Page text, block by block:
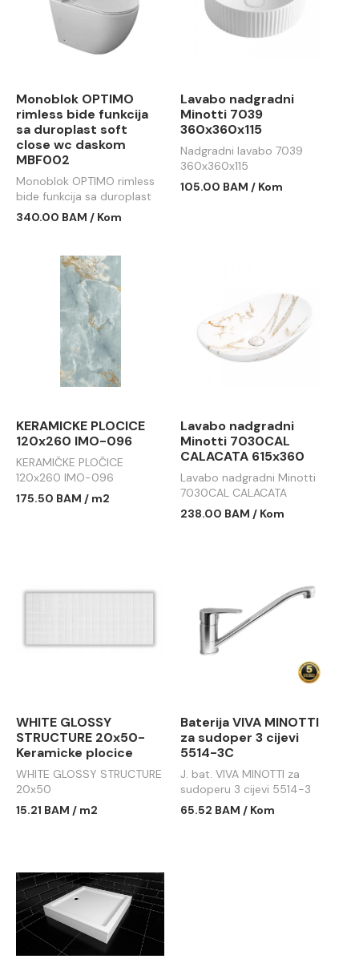
Monoblok OPTIMO
rimless bide funkcija
sa duroplast soft
close wc daskom
MBF002
Monoblok OPTIMO rimless
bide funkcija sa duroplast
soft close wc daskom
340.00 BAM / Kom
Lavabo nadgradni
Minotti 7039
360x360x115
Nadgradni lavabo 7039
360x360x115
105.00 BAM / Kom
KERAMICKE PLOCICE
120x260 IMO-096
KERAMIČKE PLOČICE
120x260 IMO-096
175.50 BAM / m2
Lavabo nadgradni
Minotti 7030CAL
CALACATA 615x360
Lavabo nadgradni Minotti
7030CAL CALACATA
615x360
238.00 BAM / Kom
WHITE GLOSSY
STRUCTURE 20x50-
Keramicke plocice
WHITE GLOSSY STRUCTURE
20x50
15.21 BAM / m2
Baterija VIVA MINOTTI
za sudoper 3 cijevi
5514-3C
J. bat. VIVA MINOTTI za
sudoperu 3 cijevi 5514-3
65.52 BAM / Kom